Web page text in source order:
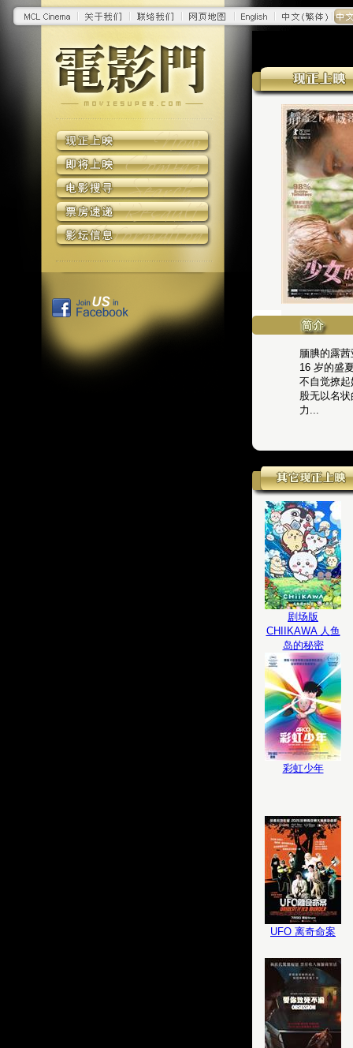
腼腆的露
16 岁的盛
不自觉撩
股无以名
力...
剧场版
CHIIKAWA 人鱼
岛的秘密
彩虹少年
UFO 离奇命案